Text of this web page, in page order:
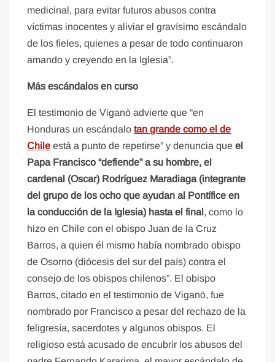
medicinal, para evitar futuros abusos contra
víctimas inocentes y aliviar el gravísimo escándalo
de los fieles, quienes a pesar de todo continuaron
amando y creyendo en la Iglesia”.
Más escándalos en curso
El testimonio de Viganò advierte que “en
Honduras un escándalotan grande como el de
Chile está a punto de repetirse” y denuncia queel
Papa Francisco “defiende” a su hombre, el
cardenal (Oscar) Rodríguez Maradiaga (integrante
del grupo de los ocho que ayudan al Pontífice en
la conducción de la Iglesia) hasta el final , como lo
hizo en Chile con el obispo Juan de la Cruz
Barros, a quien él mismo había nombrado obispo
de Osorno (diócesis del sur del país) contra el
consejo de los obispos chilenos”. El obispo
Barros, citado en el testimonio de Viganò, fue
nombrado por Francisco a pesar del rechazo de la
feligresía, sacerdotes y algunos obispos. El
religioso está acusado de encubrir los abusos del